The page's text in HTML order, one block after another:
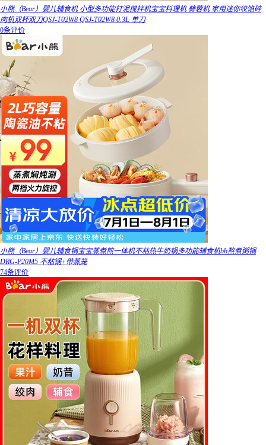
小熊（Bear）婴儿辅食机 小型多功能打泥搅拌机宝宝料理机 蒜蓉机 家用迷你绞馅碎
肉机双杯双刀QSJ-T02W8 QSJ-T02W8 0.3L 单刀
0条评价
小熊（Bear）婴儿辅食锅宝宝蒸煮煎一体机不粘热牛奶锅多功能辅食机bb熬煮粥锅
DRG-P20M5 不粘锅+带蒸笼
74条评价